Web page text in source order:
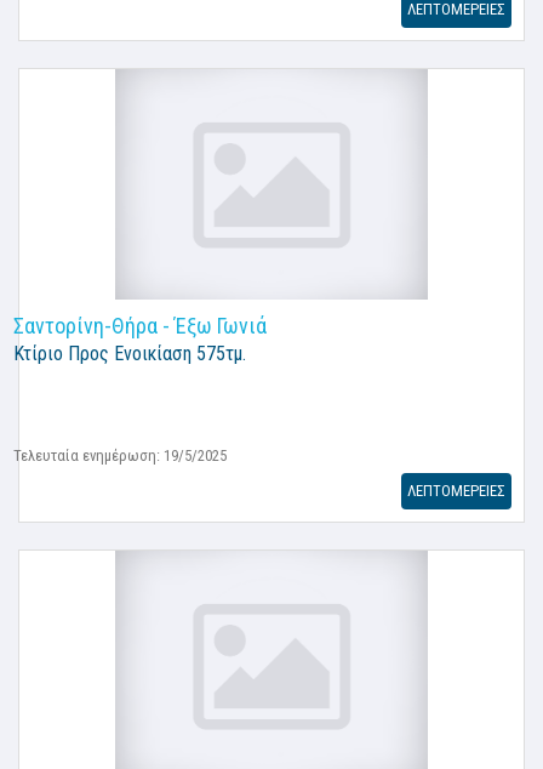
ΛΕΠΤΟΜΕΡΕΙΕΣ
Σαντορίνη-Θήρα - Έξω Γωνιά
Κτίριο Προς Ενοικίαση 575τμ.
Τελευταία ενημέρωση: 19/5/2025
ΛΕΠΤΟΜΕΡΕΙΕΣ